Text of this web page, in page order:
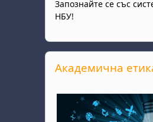
Запознайте се със
НБУ!
Прескочи Академична
Академична